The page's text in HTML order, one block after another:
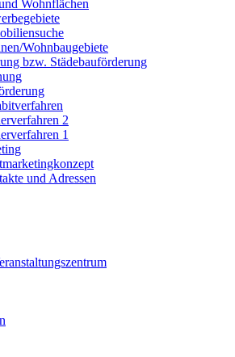
Wohnflächen
Wohnbaugebiete
bzw. Städebauförderung
2
1
und Adressen